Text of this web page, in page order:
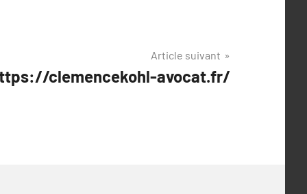
Article suivant
clemencekohl-avocat.fr/